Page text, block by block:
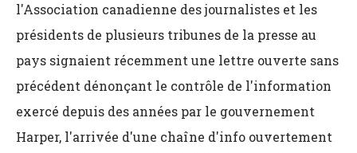
l'Association canadienne des journalistes et les
présidents de plusieurs tribunes de la presse au
pays signaient récemment une lettre ouverte sans
précédent dénonçant le contrôle de l'information
exercé depuis des années par le gouvernement
Harper, l'arrivée d'une chaîne d'info ouvertement